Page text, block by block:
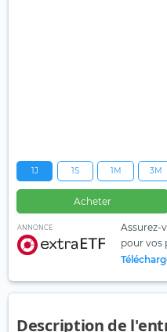
1J 1S 1M 3M
Acheter
ANNONCE
Assurez-
pour vos
Description de